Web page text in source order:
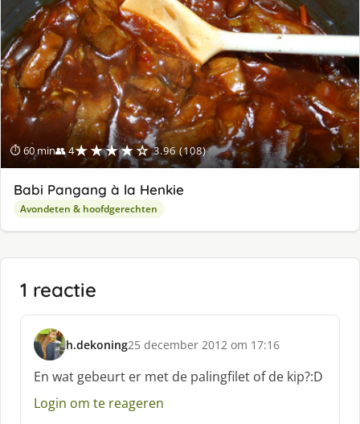
⏱ 60 min👥 4★★★★☆ 3.96 (108)
Babi Pangang à la Henkie
Avondeten & hoofdgerechten
1 reactie
h.dekoning
s
c
h
r
25 december 2012 om 17:16
En wat gebeurt er met de palingfilet of de kip?:D
Login om te reageren